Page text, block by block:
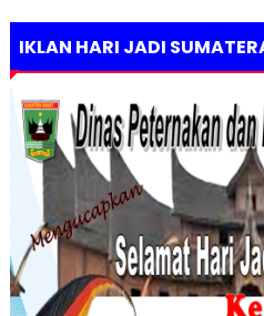
IKLAN HARI JADI